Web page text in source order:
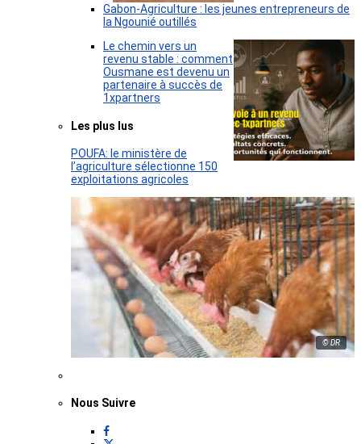
Gabon-Agriculture : les jeunes entrepreneurs de
la Ngounié outillés
Le chemin vers un
revenu stable : comment
Ousmane est devenu un
partenaire à succès de
1xpartners
Les plus lus
POUFA: le ministère de
l’agriculture sélectionne 150
exploitations agricoles
© DR
Nous Suivre